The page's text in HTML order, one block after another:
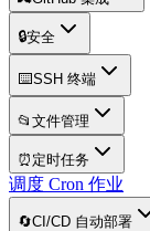
🔒安全
⌨️SSH 终端
📂 文件管理
⏰ 定时任务
调度 Cron 作业
🔄CI/CD 自动部署